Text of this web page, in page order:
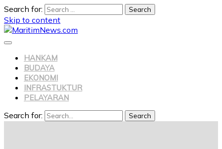
Search for:
Skip to content
HANKAM
BUDAYA
EKONOMI
INFRASTUKTUR
PELAYARAN
Search for: Search